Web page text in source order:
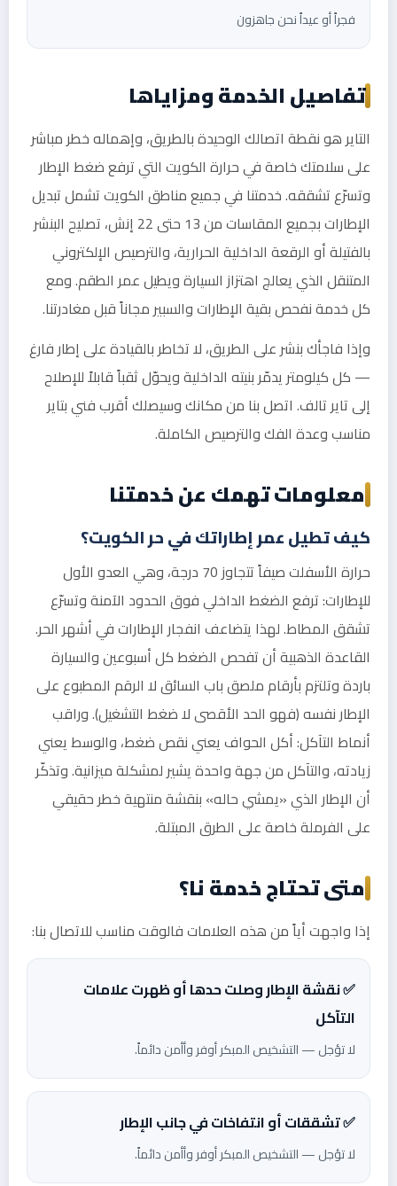
فجراً أو عيداً نحن جاهزون
تفاصيل الخدمة ومزاياها
التاير هو نقطة اتصالك الوحيدة بالطريق، وإهماله خطر مباشر
على سلامتك خاصة في حرارة الكويت التي ترفع ضغط الإطار
وتسرّع تشققه. خدمتنا في جميع مناطق الكويت تشمل تبديل
الإطارات بجميع المقاسات من 13 حتى 22 إنش، تصليح البنشر
بالفتيلة أو الرقعة الداخلية الحرارية، والترصيص الإلكتروني
المتنقل الذي يعالج اهتزاز السيارة ويطيل عمر الطقم. ومع
كل خدمة نفحص بقية الإطارات والسبير مجاناً قبل مغادرتنا.
وإذا فاجأك بنشر على الطريق، لا تخاطر بالقيادة على إطار فارغ
— كل كيلومتر يدمّر بنيته الداخلية ويحوّل ثقباً قابلاً للإصلاح
إلى تاير تالف. اتصل بنا من مكانك وسيصلك أقرب فني بتاير
مناسب وعدة الفك والترصيص الكاملة.
معلومات تهمك عن خدمتنا
كيف تطيل عمر إطاراتك في حر الكويت؟
حرارة الأسفلت صيفاً تتجاوز 70 درجة، وهي العدو الأول
للإطارات: ترفع الضغط الداخلي فوق الحدود الآمنة وتسرّع
تشقق المطاط. لهذا يتضاعف انفجار الإطارات في أشهر الحر.
القاعدة الذهبية أن تفحص الضغط كل أسبوعين والسيارة
باردة وتلتزم بأرقام ملصق باب السائق لا الرقم المطبوع على
الإطار نفسه (فهو الحد الأقصى لا ضغط التشغيل). وراقب
أنماط التآكل: أكل الحواف يعني نقص ضغط، والوسط يعني
زيادته، والتآكل من جهة واحدة يشير لمشكلة ميزانية. وتذكّر
أن الإطار الذي «يمشي حاله» بنقشة منتهية خطر حقيقي
على الفرملة خاصة على الطرق المبتلة.
متى تحتاج خدمة نا؟
إذا واجهت أياً من هذه العلامات فالوقت مناسب للاتصال بنا:
✅ نقشة الإطار وصلت حدها أو ظهرت علامات
التآكل
لا تؤجل — التشخيص المبكر أوفر وأأمن دائماً.
✅ تشققات أو انتفاخات في جانب الإطار
لا تؤجل — التشخيص المبكر أوفر وأأمن دائماً.